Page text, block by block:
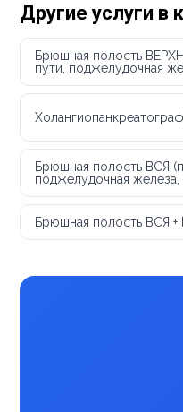
Другие услуги в
Брюшная полость
пути, поджелудочная
Брюшная полость ВСЯ
поджелудочная железа,
Брюшная полость ВСЯ +